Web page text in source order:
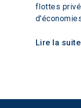
flottes
Lire la suite